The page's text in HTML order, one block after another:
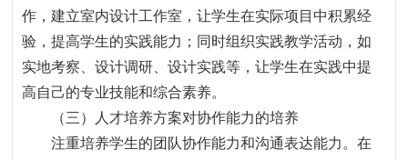
作，建立室内设计工作室，让学生在实际项目中积累经
验，提高学生的实践能力；同时组织实践教学活动，如
实地考察、设计调研、设计实践等，让学生在实践中提
高自己的专业技能和综合素养。
（三）人才培养方案对协作能力的培养
注重培养学生的团队协作能力和沟通表达能力。在